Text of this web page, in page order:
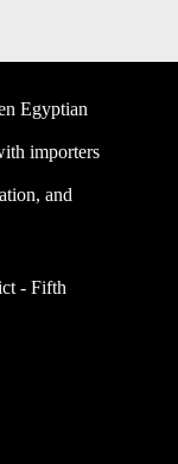
Egyptian
importers
and
- Fifth